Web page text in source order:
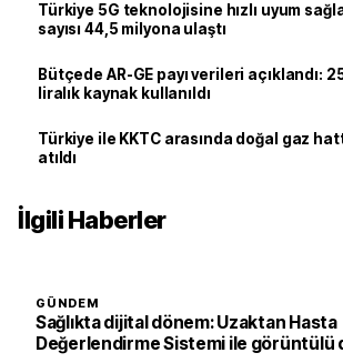
Türkiye 5G teknolojisine hızlı uyum
sayısı 44,5 milyona ulaştı
Bütçede AR-GE payı verileri açıklandı:
liralık kaynak kullanıldı
Türkiye ile KKTC arasında doğal gaz
atıldı
İlgili Haberler
GÜNDEM
Sağlıkta dijital dönem: Uzaktan Hasta
Değerlendirme Sistemi ile görüntülü